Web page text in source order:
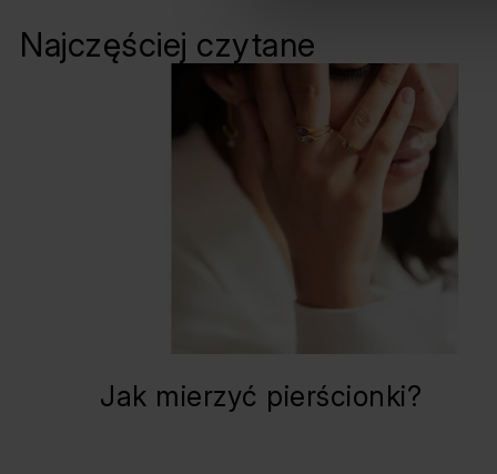
Najczęściej czytane
Jak mierzyć pierścionki?